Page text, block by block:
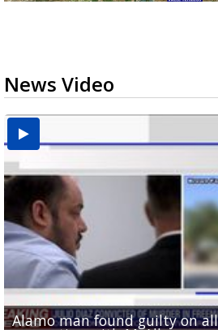
News Video
Alamo man found guilty on
Phone evidence, claims of
Valley football teams adjust
'What did I do wrong?':